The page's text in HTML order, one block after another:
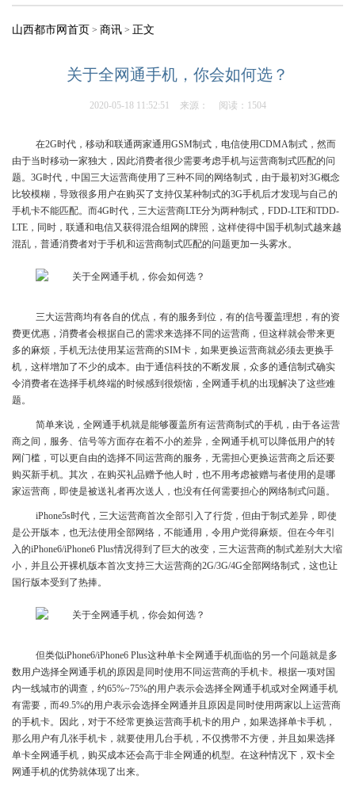
山西都市网首页 > 商讯 > 正文
关于全网通手机，你会如何选？
2020-05-18 11:52:51 来源： 阅读：1504
在2G时代，移动和联通两家通用GSM制式，电信使用CDMA制式，然而
由于当时移动一家独大，因此消费者很少需要考虑手机与运营商制式匹配的问
题。3G时代，中国三大运营商使用了三种不同的网络制式，由于最初对3G概念
比较模糊，导致很多用户在购买了支持仅某种制式的3G手机后才发现与自己的
手机卡不能匹配。而4G时代，三大运营商LTE分为两种制式，FDD-LTE和TDD-
LTE，同时，联通和电信又获得混合组网的牌照，这样使得中国手机制式越来越
混乱，普通消费者对于手机和运营商制式匹配的问题更加一头雾水。
三大运营商均有各自的优点，有的服务到位，有的信号覆盖理想，有的资
费更优惠，消费者会根据自己的需求来选择不同的运营商，但这样就会带来更
多的麻烦，手机无法使用某运营商的SIM卡，如果更换运营商就必须去更换手
机，这样增加了不少的成本。由于通信科技的不断发展，众多的通信制式确实
令消费者在选择手机终端的时候感到很烦恼，全网通手机的出现解决了这些难
题。
简单来说，全网通手机就是能够覆盖所有运营商制式的手机，由于各运营
商之间，服务、信号等方面存在着不小的差异，全网通手机可以降低用户的转
网门槛，可以更自由的选择不同运营商的服务，无需担心更换运营商之后还要
购买新手机。其次，在购买礼品赠予他人时，也不用考虑被赠与者使用的是哪
家运营商，即使是被送礼者再次送人，也没有任何需要担心的网络制式问题。
iPhone5s时代，三大运营商首次全部引入了行货，但由于制式差异，即使
是公开版本，也无法使用全部网络，不能通用，令用户觉得麻烦。但在今年引
入的iPhone6/iPhone6 Plus情况得到了巨大的改变，三大运营商的制式差别大大缩
小，并且公开裸机版本首次支持三大运营商的2G/3G/4G全部网络制式，这也让
国行版本受到了热捧。
但类似iPhone6/iPhone6 Plus这种单卡全网通手机面临的另一个问题就是多
数用户选择全网通手机的原因是同时使用不同运营商的手机卡。根据一项对国
内一线城市的调查，约65%~75%的用户表示会选择全网通手机或对全网通手机
有需要，而49.5%的用户表示会选择全网通并且原因是同时使用两家以上运营商
的手机卡。因此，对于不经常更换运营商手机卡的用户，如果选择单卡手机，
那么用户有几张手机卡，就要使用几台手机，不仅携带不方便，并且如果选择
单卡全网通手机，购买成本还会高于非全网通的机型。在这种情况下，双卡全
网通手机的优势就体现了出来。